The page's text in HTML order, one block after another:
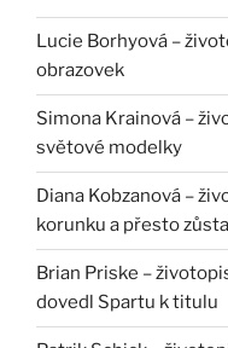
Lucie Borhyová –
obrazovek
Simona Krainová –
světové modelky
Diana Kobzanová –
korunku a přesto
Brian Priske –
dovedl Spartu k titulu